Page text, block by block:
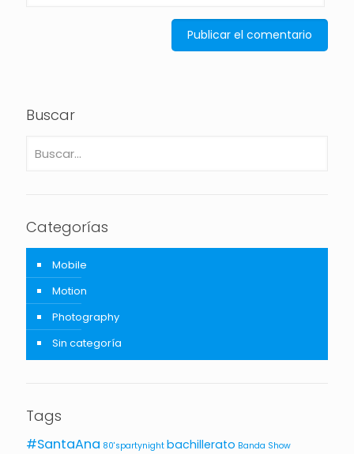
Buscar
Categorías
Mobile
Motion
Photography
Sin categoría
Tags
#SantaAna 80'spartynight bachillerato Banda Show